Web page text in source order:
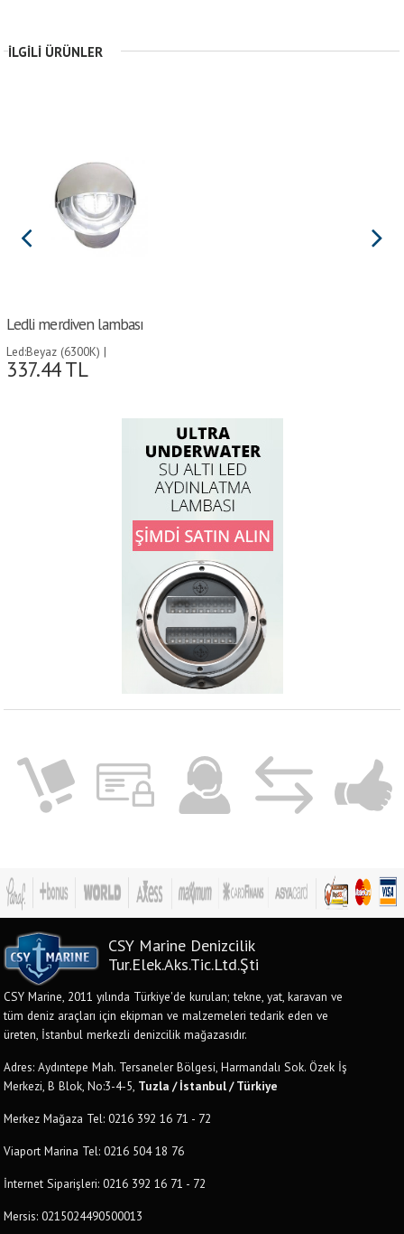
İLGILI ÜRÜNLER
Ledli merdiven lambası
Led:Beyaz (6300K) |
337.44TL
CSY Marine Denizcilik
Tur.Elek.Aks.Tic.Ltd.Şti
CSY Marine, 2011 yılında Türkiye'de kurulan; tekne, yat, karavan ve
tüm deniz araçları için ekipman ve malzemeleri tedarik eden ve
üreten, İstanbul merkezli denizcilik mağazasıdır.
Adres: Aydıntepe Mah. Tersaneler Bölgesi, Harmandalı Sok. Özek İş
Merkezi, B Blok, No:3-4-5, Tuzla / İstanbul / Türkiye
Merkez Mağaza Tel: 0216 392 16 71 - 72
Viaport Marina Tel: 0216 504 18 76
İnternet Siparişleri: 0216 392 16 71 - 72
Mersis: 0215024490500013